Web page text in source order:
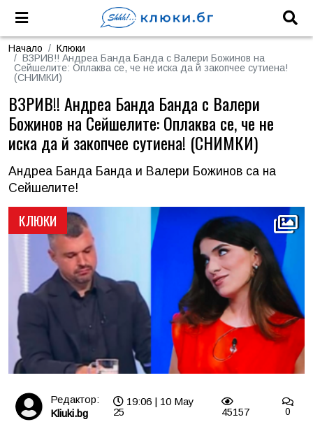
Начало
Клюки
ВЗРИВ!! Андреа Банда Банда с Валери Божинов на
Сейшелите: Оплаква се, че не иска да й закопчее сутиена!
(СНИМКИ)
КЛЮКИ
ВЗРИВ!! Андреа Банда Банда с Валери
Божинов на Сейшелите: Оплаква се, че не
иска да й закопчее сутиена! (СНИМКИ)
Андреа Банда Банда и Валери Божинов са на
Сейшелите!
Редактор:
Kliuki.bg
19:06 | 10 May
25
45157 0